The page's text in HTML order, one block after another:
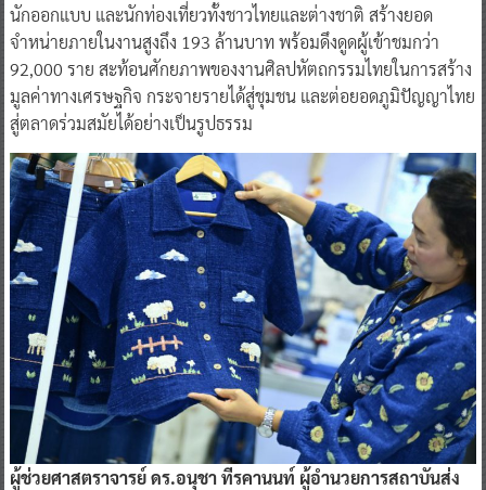
นักออกแบบ และนักท่องเที่ยวทั้งชาวไทยและต่างชาติ สร้างยอด
จำหน่ายภายในงานสูงถึง 193 ล้านบาท พร้อมดึงดูดผู้เข้าชมกว่า
92,000 ราย สะท้อนศักยภาพของงานศิลปหัตถกรรมไทยในการสร้าง
มูลค่าทางเศรษฐกิจ กระจายรายได้สู่ชุมชน และต่อยอดภูมิปัญญาไทย
สู่ตลาดร่วมสมัยได้อย่างเป็นรูปธรรม
ผู้ช่วยศาสตราจารย์ ดร.อนุชา ทีรคานนท์ ผู้อำนวยการสถาบันส่ง